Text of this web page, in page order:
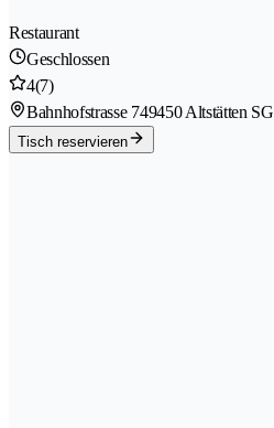
Restaurant
Geschlossen
4(7)
Bahnhofstrasse 749450 Altstätten SG
Tisch reservieren